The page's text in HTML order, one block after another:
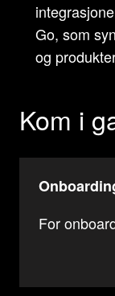
Go, som
og
Kom i
For